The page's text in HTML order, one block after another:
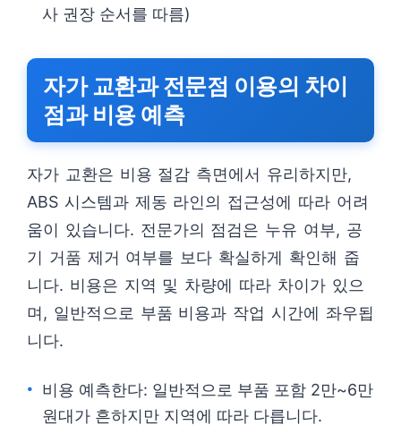
사 권장 순서를 따름)
자가 교환과 전문점 이용의 차이
점과 비용 예측
자가 교환은 비용 절감 측면에서 유리하지만,
ABS 시스템과 제동 라인의 접근성에 따라 어려
움이 있습니다. 전문가의 점검은 누유 여부, 공
기 거품 제거 여부를 보다 확실하게 확인해 줍
니다. 비용은 지역 및 차량에 따라 차이가 있으
며, 일반적으로 부품 비용과 작업 시간에 좌우됩
니다.
비용 예측한다: 일반적으로 부품 포함 2만~6만
원대가 흔하지만 지역에 따라 다릅니다.